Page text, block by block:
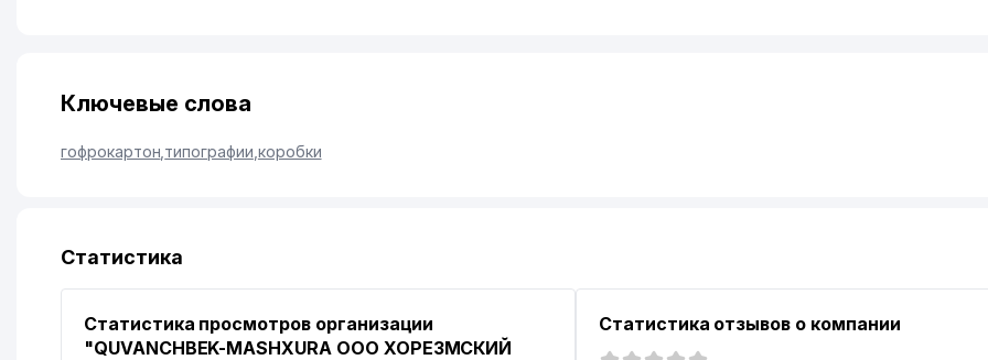
Ключевые слова
гофрокартон типографии коробки
Статистика
Статистика просмотров организации
"QUVANCHBEK-MASHXURA ООО ХОРЕЗМСКИЙ
Статистика отзывов о компании